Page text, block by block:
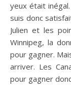
yeux était
suis donc
Julien et les
Winnipeg, la
pour gagner.
arriver. Les
pour gagner